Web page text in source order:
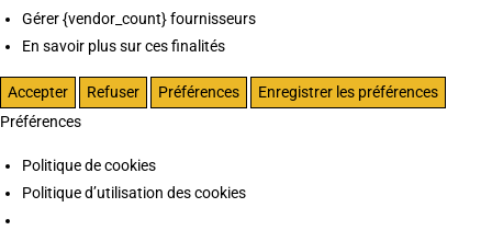
Gérer {vendor_count} fournisseurs
En savoir plus sur ces finalités
Accepter Refuser Préférences
Enregistrer les préférences
Préférences
Politique de cookies
Politique d’utilisation des cookies